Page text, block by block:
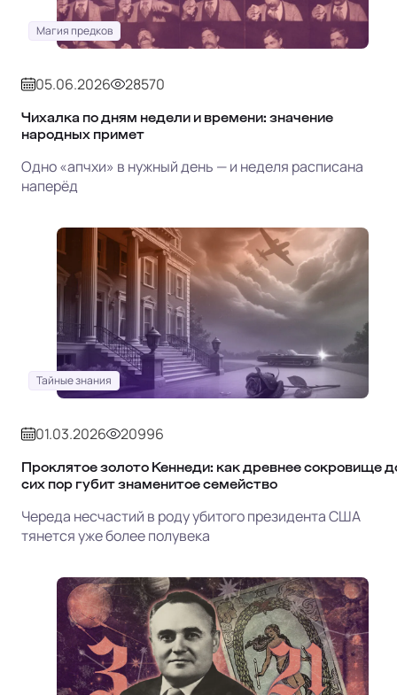
Магия предков
05.06.2026 28570
Чихалка по дням недели и времени: значение
народных примет
Одно «апчхи» в нужный день — и неделя расписана
наперёд
Тайные знания
01.03.2026 20996
Проклятое золото Кеннеди: как древнее сокровище
сих пор губит знаменитое семейство
Череда несчастий в роду убитого президента США
тянется уже более полувека